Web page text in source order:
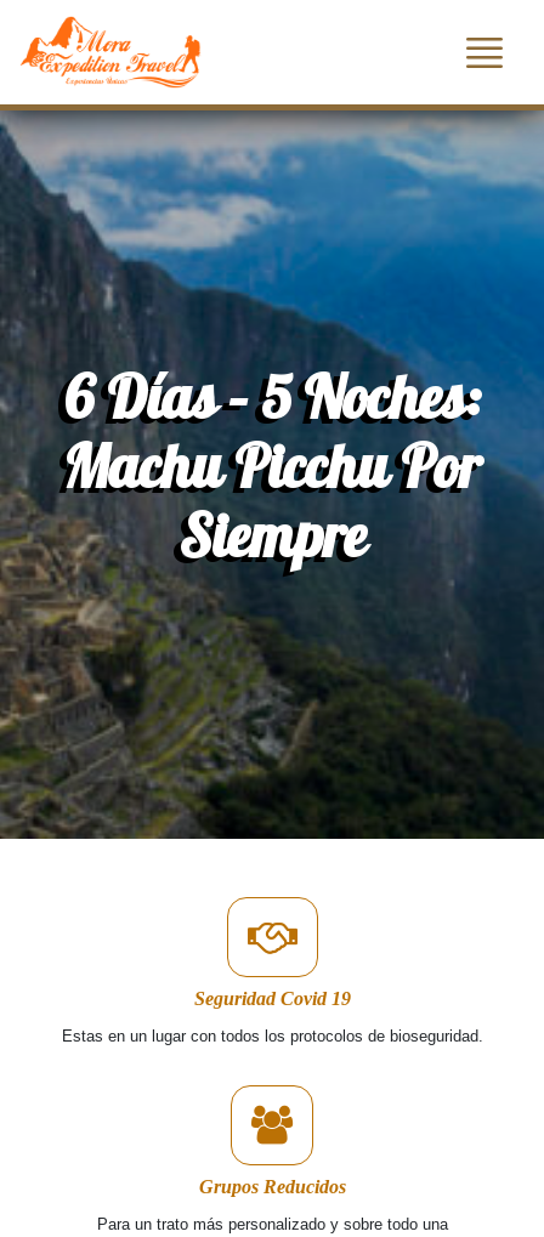
6 Días – 5 Noches:
Machu Picchu Por
Siempre
Seguridad Covid 19
Estas en un lugar con todos los protocolos de bioseguridad.
Grupos Reducidos
Para un trato más personalizado y sobre todo una